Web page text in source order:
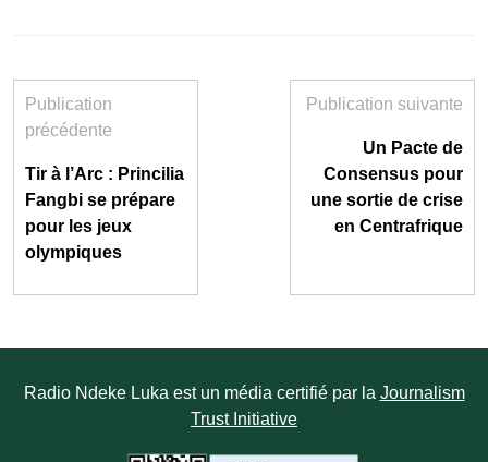
Publication
précédente
Tir à l’Arc : Princilia
Fangbi se prépare
pour les jeux
olympiques
Publication suivante
Un Pacte de
Consensus pour
une sortie de crise
en Centrafrique
Radio Ndeke Luka est un média certifié par la Journalism
Trust Initiative